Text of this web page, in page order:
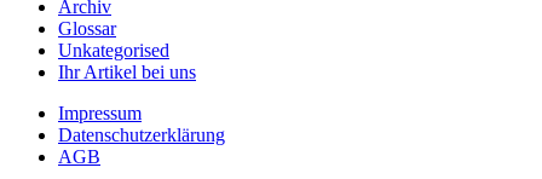
Archiv
Glossar
Unkategorised
Ihr Artikel bei uns
Impressum
Datenschutzerklärung
AGB